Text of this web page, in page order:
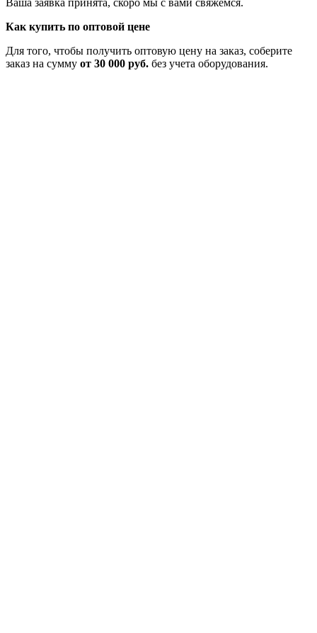
Ваша заявка принята, скоро мы с вами свяжемся.
Как купить по оптовой цене
Для того, чтобы получить оптовую цену на заказ, соберите
заказ на сумму от 30 000 руб. без учета оборудования.